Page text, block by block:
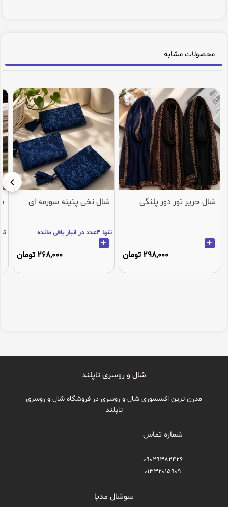
محصولات مشابه
شال حریر تور دور پلنگی
+
298,000 تومان
شال نخی پتینه سورمه ای
تنها 4عدد در انبار باقی مانده
+
268,000 تومان
تنها 2عدد
شال و روسری تاپلند
مدرن ترین اکسسوری شال و روسری در فروشگاه شال و روسری
تاپلند
شماره تماس
09029382426
01332015909
سوشال مدیا